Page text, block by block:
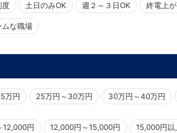
度 土日のみOK 週２～３日OK 終電上
ムな職場
万円 25万円～30万円 30万円～40万円
12,000円 12,000円～15,000円 15,000円以